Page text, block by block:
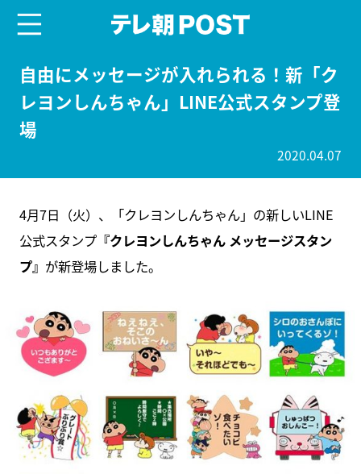
自由にメッセージが入れられる！新「ク
レヨンしんちゃん」LINE公式スタンプ登
場
2020.04.07
4月7日（火）、「クレヨンしんちゃん」の新しいLINE
公式スタンプ『クレヨンしんちゃん メッセージスタン
プ』 が新登場しました。